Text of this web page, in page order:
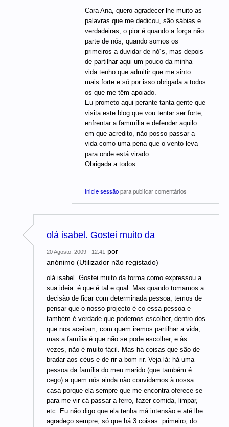
Cara Ana, quero agradecer-lhe muito as
palavras que me dedicou, são sábias e
verdadeiras, o pior é quando a força não
parte de nós, quando somos os
primeiros a duvidar de nó´s, mas depois
de partilhar aqui um pouco da minha
vida tenho que admitir que me sinto
mais forte e só por isso obrigada a todos
os que me têm apoiado.
Eu prometo aqui perante tanta gente que
visita este blog que vou tentar ser forte,
enfrentar a fammília e defender aquilo
em que acredito, não posso passar a
vida como uma pena que o vento leva
para onde está virado.
Obrigada a todos.
Inicie sessãopara publicar comentários
olá isabel. Gostei muito da
20 Agosto, 2009 - 12:41
por
anónimo (Utilizador não registado)
olá isabel. Gostei muito da forma como expressou a
sua ideia: é que é tal e qual. Mas quando tomamos a
decisão de ficar com determinada pessoa, temos de
pensar que o nosso projecto é co essa pessoa e
também é verdade que podemos escolher, dentro dos
que nos aceitam, com quem iremos partilhar a vida,
mas a família é que não se pode escolher, e às
vezes, não é muito fácil. Mas há coisas que são de
bradar aos céus e de rir a bom rir. Veja lá: há uma
pessoa da família do meu marido (que também é
cego) a quem nós ainda não convidamos à nossa
casa porque ela sempre que me encontra oferece-se
para me vir cá passar a ferro, fazer comida, limpar,
etc. Eu não digo que ela tenha má intensão e até lhe
agradeço sempre, só que há 3 coisas: primeiro, do